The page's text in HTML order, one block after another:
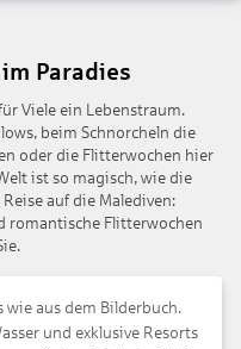
Paradies
Viele ein Lebenstraum.
beim Schnorcheln die
oder die Flitterwochen hier
ist so magisch, wie die
auf die Malediven:
romantische Flitterwochen
wie aus dem Bilderbuch.
und exklusive Resorts